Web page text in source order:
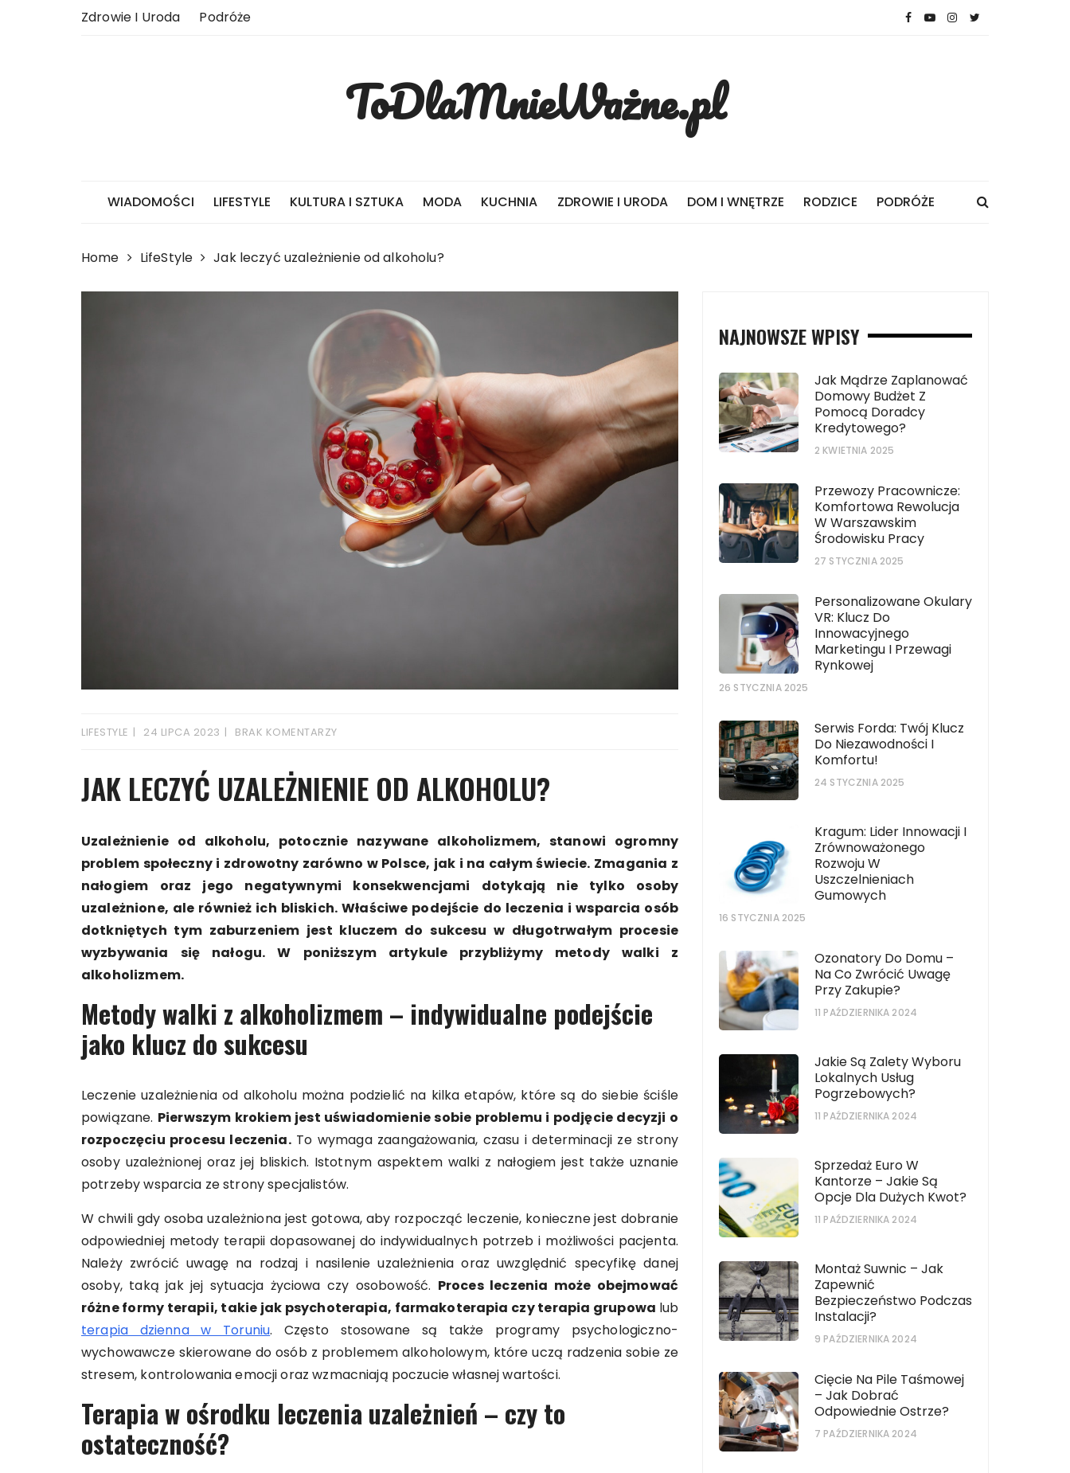
Zdrowie I Uroda Podróże
ToDlaMnieWażne.pl
WIADOMOŚCI LIFESTYLE KULTURA I SZTUKA MODA KUCHNIA ZDROWIE I URODA DOM I WNĘTRZE RODZICE PODRÓŻE
Home LifeStyle Jak leczyć uzależnienie od alkoholu?
LIFESTYLE 24 LIPCA 2023 BRAK KOMENTARZY
JAK LECZYĆ UZALEŻNIENIE OD ALKOHOLU?
Uzależnienie od alkoholu, potocznie nazywane alkoholizmem, stanowi ogromny
problem społeczny i zdrowotny zarówno w Polsce, jak i na całym świecie. Zmagania z
nałogiem oraz jego negatywnymi konsekwencjami dotykają nie tylko osoby
uzależnione, ale również ich bliskich. Właściwe podejście do leczenia i wsparcia osób
dotkniętych tym zaburzeniem jest kluczem do sukcesu w długotrwałym procesie
wyzbywania się nałogu. W poniższym artykule przybliżymy metody walki z
alkoholizmem.
Metody walki z alkoholizmem – indywidualne podejście
jako klucz do sukcesu
Leczenie uzależnienia od alkoholu można podzielić na kilka etapów, które są do siebie ściśle
powiązane. Pierwszym krokiem jest uświadomienie sobie problemu i podjęcie decyzji o
rozpoczęciu procesu leczenia.To wymaga zaangażowania, czasu i determinacji ze strony
osoby uzależnionej oraz jej bliskich. Istotnym aspektem walki z nałogiem jest także uznanie
potrzeby wsparcia ze strony specjalistów.
W chwili gdy osoba uzależniona jest gotowa, aby rozpocząć leczenie, konieczne jest dobranie
odpowiedniej metody terapii dopasowanej do indywidualnych potrzeb i możliwości pacjenta.
Należy zwrócić uwagę na rodzaj i nasilenie uzależnienia oraz uwzględnić specyfikę danej
osoby, taką jak jej sytuacja życiowa czy osobowość. Proces leczenia może obejmować
różne formy terapii, takie jak psychoterapia, farmakoterapia czy terapia grupowa lub
terapia dzienna w Toruniu. Często stosowane są także programy psychologiczno-
wychowawcze skierowane do osób z problemem alkoholowym, które uczą radzenia sobie ze
stresem, kontrolowania emocji oraz wzmacniają poczucie własnej wartości.
Terapia w ośrodku leczenia uzależnień – czy to
ostateczność?
NAJNOWSZE WPISY
Jak Mądrze Zaplanować
Domowy Budżet Z
Pomocą Doradcy
Kredytowego?
2 KWIETNIA 2025
Przewozy Pracownicze:
Komfortowa Rewolucja
W Warszawskim
Środowisku Pracy
27 STYCZNIA 2025
Personalizowane Okulary
VR: Klucz Do
Innowacyjnego
Marketingu I Przewagi
Rynkowej
26 STYCZNIA 2025
Serwis Forda: Twój Klucz
Do Niezawodności I
Komfortu!
24 STYCZNIA 2025
Kragum: Lider Innowacji I
Zrównoważonego
Rozwoju W
Uszczelnieniach
Gumowych
16 STYCZNIA 2025
Ozonatory Do Domu –
Na Co Zwrócić Uwagę
Przy Zakupie?
11 PAŹDZIERNIKA 2024
Jakie Są Zalety Wyboru
Lokalnych Usług
Pogrzebowych?
11 PAŹDZIERNIKA 2024
Sprzedaż Euro W
Kantorze – Jakie Są
Opcje Dla Dużych Kwot?
11 PAŹDZIERNIKA 2024
Montaż Suwnic – Jak
Zapewnić
Bezpieczeństwo Podczas
Instalacji?
9 PAŹDZIERNIKA 2024
Cięcie Na Pile Taśmowej
– Jak Dobrać
Odpowiednie Ostrze?
7 PAŹDZIERNIKA 2024